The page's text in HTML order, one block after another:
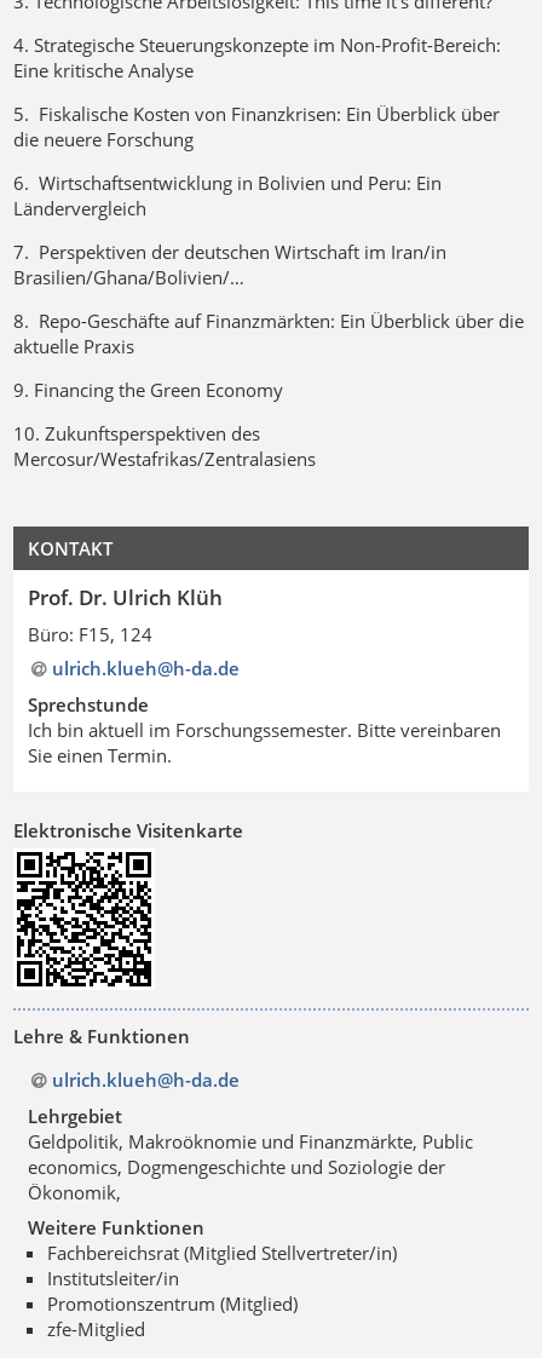
4. Strategische Steuerungskonzepte im Non-Profit-Bereich:
Eine kritische Analyse
5. Fiskalische Kosten von Finanzkrisen: Ein Überblick über
die neuere Forschung
6. Wirtschaftsentwicklung in Bolivien und Peru: Ein
Ländervergleich
7. Perspektiven der deutschen Wirtschaft im Iran/in
Brasilien/Ghana/Bolivien/…
8. Repo-Geschäfte auf Finanzmärkten: Ein Überblick über die
aktuelle Praxis
9. Financing the Green Economy
10. Zukunftsperspektiven des
Mercosur/Westafrikas/Zentralasiens
KONTAKT
Prof. Dr. Ulrich Klüh
Büro: F15, 124
ulrich.klueh@h-da.de
Sprechstunde
Ich bin aktuell im Forschungssemester. Bitte vereinbaren
Sie einen Termin.
Elektronische Visitenkarte
Lehre & Funktionen
ulrich.klueh@h-da.de
Lehrgebiet
Geldpolitik, Makroöknomie und Finanzmärkte, Public
economics, Dogmengeschichte und Soziologie der
Ökonomik,
Weitere Funktionen
Fachbereichsrat (Mitglied Stellvertreter/in)
Institutsleiter/in
Promotionszentrum (Mitglied)
zfe-Mitglied